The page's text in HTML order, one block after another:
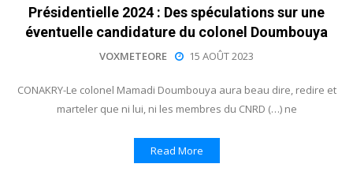
Présidentielle 2024 : Des spéculations sur une
éventuelle candidature du colonel Doumbouya
VOXMETEORE 15 AOÛT 2023
CONAKRY-Le colonel Mamadi Doumbouya aura beau dire, redire et
marteler que ni lui, ni les membres du CNRD (…) ne
Read More